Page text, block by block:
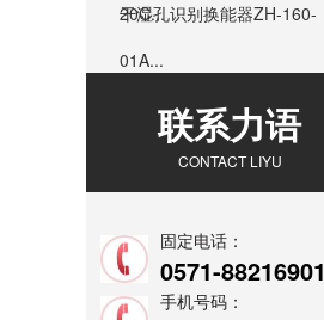
20C...
干湿孔识别换能器ZH-160-
01A...
联系力语
CONTACT LIYU
固定电话：
0571-88216901
手机号码：